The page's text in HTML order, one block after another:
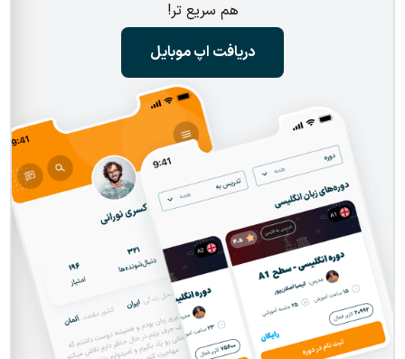
هم سریع تر!
دریافت اپ موبایل